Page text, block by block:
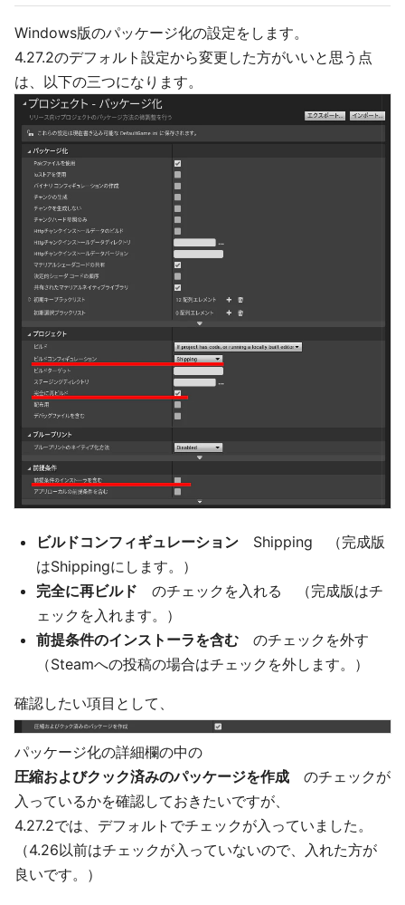
Windows版のパッケージ化の設定をします。
4.27.2のデフォルト設定から変更した方がいいと思う点
は、以下の三つになります。
ビルドコンフィギュレーション Shipping （完成版
はShippingにします。）
完全に再ビルド のチェックを入れる （完成版はチ
ェックを入れます。）
前提条件のインストーラを含む のチェックを外す
（Steamへの投稿の場合はチェックを外します。）
確認したい項目として、
パッケージ化の詳細欄の中の
圧縮およびクック済みのパッケージを作成 のチェックが
入っているかを確認しておきたいですが、
4.27.2では、デフォルトでチェックが入っていました。
（4.26以前はチェックが入っていないので、入れた方が
良いです。）